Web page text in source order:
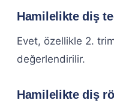
Hamilelikte diş
Evet, özellikle 2.
değerlendirilir.
Hamilelikte diş